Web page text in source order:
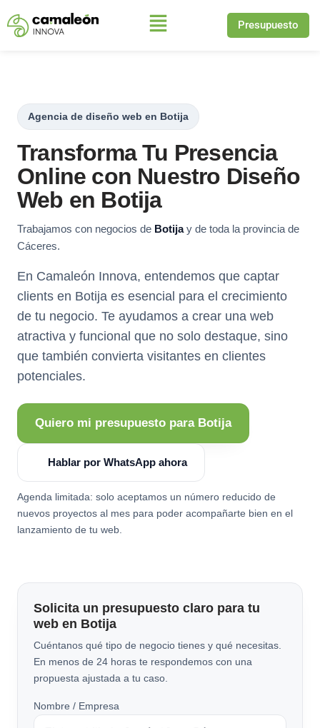
Saltar
Presupuesto
Agencia de diseño web en Botija
Transforma Tu Presencia
Online con Nuestro Diseño
Web en Botija
Trabajamos con negocios de Botijay de toda la provincia de
Cáceres.
En Camaleón Innova, entendemos que captar
clients en Botija es esencial para el crecimiento
de tu negocio. Te ayudamos a crear una web
atractiva y funcional que no solo destaque, sino
que también convierta visitantes en clientes
potenciales.
Quiero mi presupuesto para Botija
Hablar por WhatsApp ahora
Agenda limitada: solo aceptamos un número reducido de
nuevos proyectos al mes para poder acompañarte bien en el
lanzamiento de tu web.
Solicita un presupuesto claro para tu
web en Botija
Cuéntanos qué tipo de negocio tienes y qué necesitas.
En menos de 24 horas te respondemos con una
propuesta ajustada a tu caso.
Nombre / Empresa